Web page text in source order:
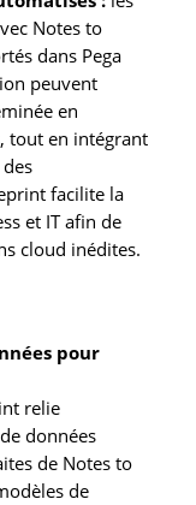
Notes to
dans Pega
peuvent
en
tout en intégrant
facilite la
et IT afin de
cloud inédites.
pour
relie
données
de Notes to
de